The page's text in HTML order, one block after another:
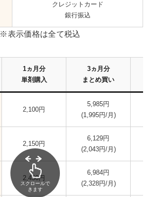
クレジットカード
銀行振込
※表示価格は全て税込
1ヵ月分
単剤購入
3ヵ月分
まとめ買い
2,100円
5,985円
(1,995円/月)
2,150円
6,129円
(2,043円/月)
2,450円
6,984円
(2,328円/月)
スクロールで
きます